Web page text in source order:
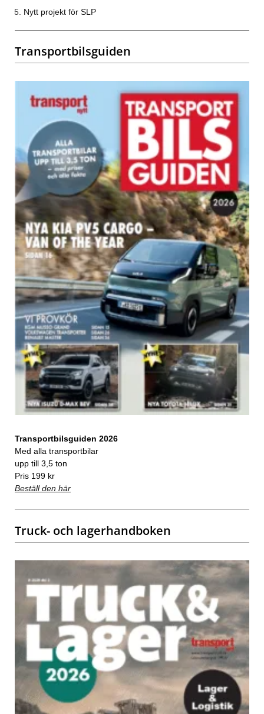
Nytt projekt för SLP
Transportbilsguiden
Transportbilsguiden 2026
Med alla transportbilar
upp till 3,5 ton
Pris 199 kr
Beställ den här
Truck- och lagerhandboken